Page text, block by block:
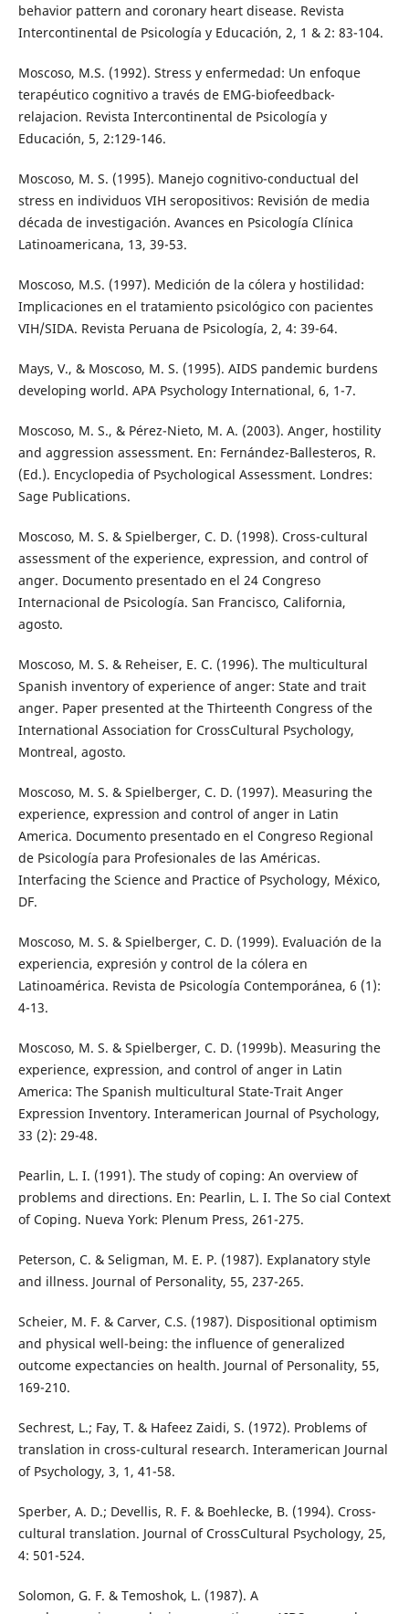
behavior pattern and coronary heart disease. Revista
Intercontinental de Psicología y Educación, 2, 1 & 2: 83-104.
Moscoso, M.S. (1992). Stress y enfermedad: Un enfoque
terapéutico cognitivo a través de EMG-biofeedback-
relajacion. Revista Intercontinental de Psicología y
Educación, 5, 2:129-146.
Moscoso, M. S. (1995). Manejo cognitivo-conductual del
stress en individuos VIH seropositivos: Revisión de media
década de investigación. Avances en Psicología Clínica
Latinoamericana, 13, 39-53.
Moscoso, M.S. (1997). Medición de la cólera y hostilidad:
Implicaciones en el tratamiento psicológico con pacientes
VIH/SIDA. Revista Peruana de Psicología, 2, 4: 39-64.
Mays, V., & Moscoso, M. S. (1995). AIDS pandemic burdens
developing world. APA Psychology International, 6, 1-7.
Moscoso, M. S., & Pérez-Nieto, M. A. (2003). Anger, hostility
and aggression assessment. En: Fernández-Ballesteros, R.
(Ed.). Encyclopedia of Psychological Assessment. Londres:
Sage Publications.
Moscoso, M. S. & Spielberger, C. D. (1998). Cross-cultural
assessment of the experience, expression, and control of
anger. Documento presentado en el 24 Congreso
Internacional de Psicología. San Francisco, California,
agosto.
Moscoso, M. S. & Reheiser, E. C. (1996). The multicultural
Spanish inventory of experience of anger: State and trait
anger. Paper presented at the Thirteenth Congress of the
International Association for CrossCultural Psychology,
Montreal, agosto.
Moscoso, M. S. & Spielberger, C. D. (1997). Measuring the
experience, expression and control of anger in Latin
America. Documento presentado en el Congreso Regional
de Psicología para Profesionales de las Américas.
Interfacing the Science and Practice of Psychology, México,
DF.
Moscoso, M. S. & Spielberger, C. D. (1999). Evaluación de la
experiencia, expresión y control de la cólera en
Latinoamérica. Revista de Psicología Contemporánea, 6 (1):
4-13.
Moscoso, M. S. & Spielberger, C. D. (1999b). Measuring the
experience, expression, and control of anger in Latin
America: The Spanish multicultural State-Trait Anger
Expression Inventory. Interamerican Journal of Psychology,
33 (2): 29-48.
Pearlin, L. I. (1991). The study of coping: An overview of
problems and directions. En: Pearlin, L. I. The So cial Context
of Coping. Nueva York: Plenum Press, 261-275.
Peterson, C. & Seligman, M. E. P. (1987). Explanatory style
and illness. Journal of Personality, 55, 237-265.
Scheier, M. F. & Carver, C.S. (1987). Dispositional optimism
and physical well-being: the influence of generalized
outcome expectancies on health. Journal of Personality, 55,
169-210.
Sechrest, L.; Fay, T. & Hafeez Zaidi, S. (1972). Problems of
translation in cross-cultural research. Interamerican Journal
of Psychology, 3, 1, 41-58.
Sperber, A. D.; Devellis, R. F. & Boehlecke, B. (1994). Cross-
cultural translation. Journal of CrossCultural Psychology, 25,
4: 501-524.
Solomon, G. F. & Temoshok, L. (1987). A